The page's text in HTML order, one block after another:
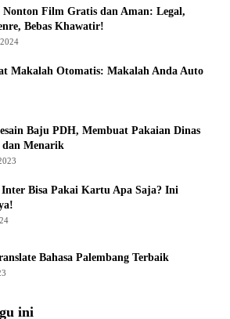
Nonton Film Gratis dan Aman: Legal,
Bebas Khawatir!
Makalah Otomatis: Makalah Anda Auto
Baju PDH, Membuat Pakaian Dinas
Menarik
Inter Bisa Pakai Kartu Apa Saja? Ini
Bahasa Palembang Terbaik
ini